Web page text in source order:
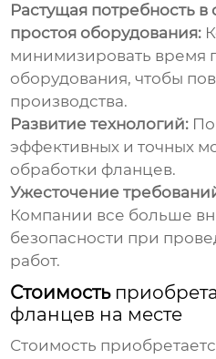
Растущая потребность
простоя оборудования:
минимизировать время
оборудования, чтобы
производства.
Развитие технологий:
эффективных и точных
обработки фланцев.
Ужесточение
Компании все больше
безопасности при
работ.
Стоимость
фланцев на месте
Стоимость